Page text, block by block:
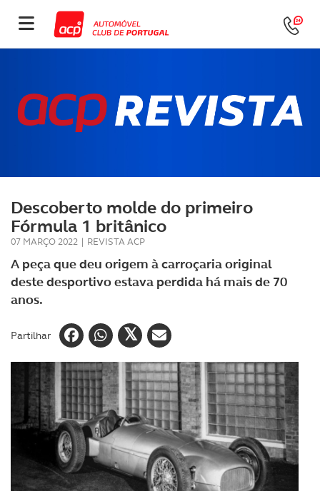
Descoberto molde do primeiro
Fórmula 1 britânico
07 MARÇO 2022 | REVISTA ACP
A peça que deu origem à carroçaria original
deste desportivo estava perdida há mais de 70
anos.
Partilhar